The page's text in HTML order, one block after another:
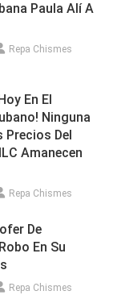
Paula Alí A
Repa Chismes
En El
Ninguna
Precios Del
Amanecen
Repa Chismes
De
En Su
Repa Chismes